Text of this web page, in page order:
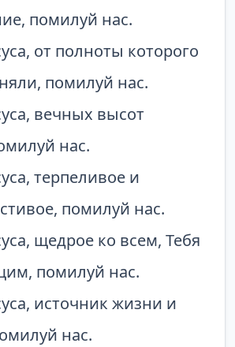
помилуй нас.
от полноты которого
помилуй нас.
вечных высот
нас.
терпеливое и
помилуй нас.
щедрое ко всем, Тебя
помилуй нас.
источник жизни и
нас.